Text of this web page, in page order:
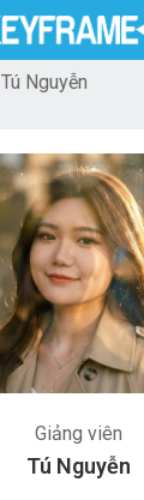
Tú Nguyễn
Giảng viên
Tú Nguyễn